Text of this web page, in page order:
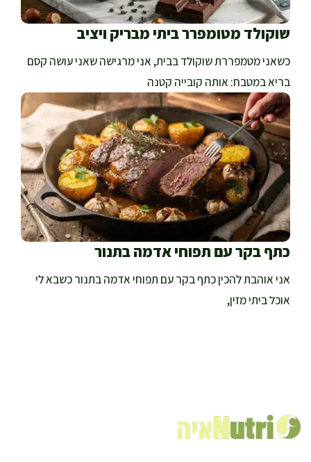
שוקולד מטומפרר ביתי מבריק ויציב
כשאני מטמפררת שוקולד בבית, אני מרגישה שאני עושה קסם
בריא במטבח: אותה קובייה קטנה
כתף בקר עם תפוחי אדמה בתנור
אני אוהבת להכין כתף בקר עם תפוחי אדמה בתנור כשבא לי
אוכל ביתי מזין,